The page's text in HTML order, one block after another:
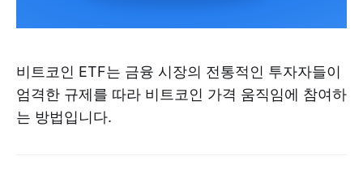
비트코인 ETF는 금융 시장의 전통적인 투자자들이
엄격한 규제를 따라 비트코인 가격 움직임에 참여하
는 방법입니다.